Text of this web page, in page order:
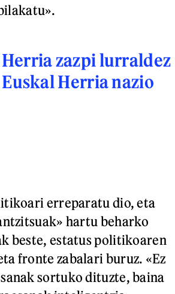
zazpi lurraldez
Herria nazio
erreparatu dio, eta
hartu beharko
beste, estatus politikoaren
fronte zabalari buruz. «Ez
sortuko dituzte, baina